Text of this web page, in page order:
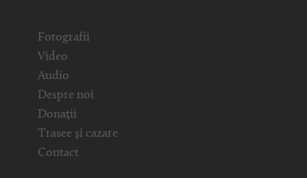
Fotografii
Video
Audio
Despre noi
Donații
Trasee și cazare
Contact